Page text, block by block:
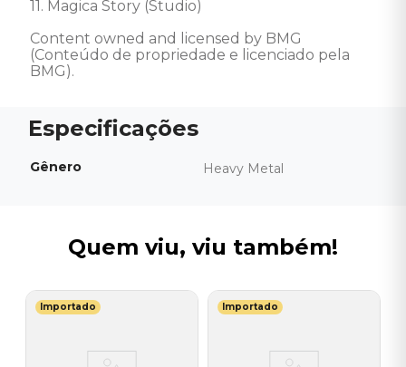
11. Magica Story (Studio)
Content owned and licensed by BMG
(Conteúdo de propriedade e licenciado pela
BMG).
Gênero Heavy Metal
Quem viu, viu também!
Importado Importado